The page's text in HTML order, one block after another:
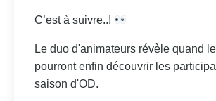
C’est à suivre..!
Le duo d'animateurs révèle quand
pourront enfin découvrir les
saison d'OD.